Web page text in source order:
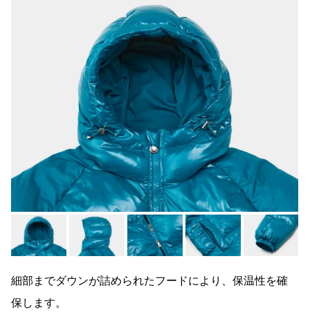
細部までダウンが詰められたフードにより、保温性を確
保します。